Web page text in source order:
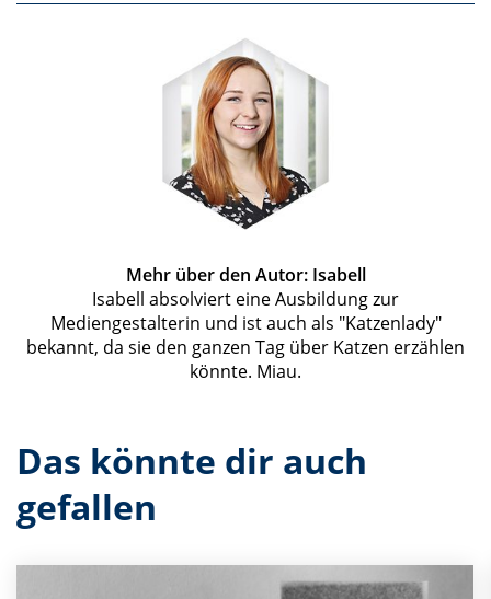
Mehr über den Autor: Isabell
Isabell absolviert eine Ausbildung zur
Mediengestalterin und ist auch als "Katzenlady"
bekannt, da sie den ganzen Tag über Katzen erzählen
könnte. Miau.
Das könnte dir auch
gefallen